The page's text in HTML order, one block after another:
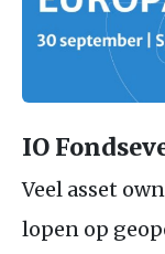
IO
Veel asset
lopen op